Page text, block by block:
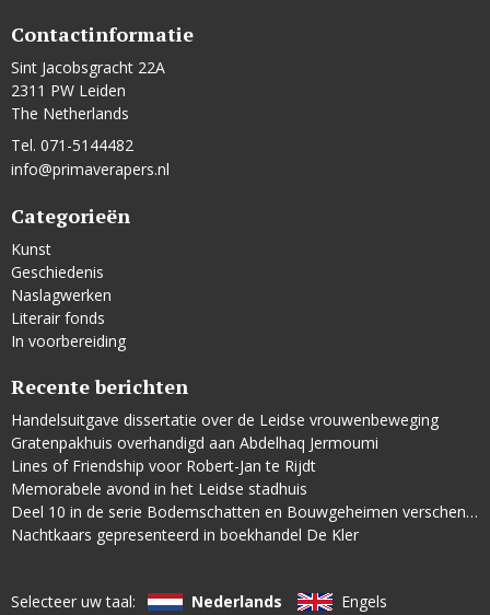
Contactinformatie
Sint Jacobsgracht 22A
2311 PW Leiden
The Netherlands
Tel. 071-5144482
info@primaverapers.nl
Categorieën
Kunst
Geschiedenis
Naslagwerken
Literair fonds
In voorbereiding
Recente berichten
Handelsuitgave dissertatie over de Leidse vrouwenbeweging
Gratenpakhuis overhandigd aan Abdelhaq Jermoumi
Lines of Friendship voor Robert-Jan te Rijdt
Memorabele avond in het Leidse stadhuis
Deel 10 in de serie Bodemschatten en Bouwgeheimen verschenen
Nachtkaars gepresenteerd in boekhandel De Kler
Selecteer uw taal: Nederlands Engels